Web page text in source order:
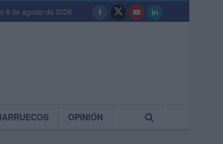
8 de agosto de 2026
OPINIÓN